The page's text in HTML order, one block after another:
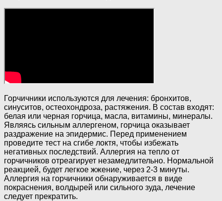
Горчичники используются для лечения: бронхитов,
синуситов, остеохондроза, растяжения. В состав входят:
белая или черная горчица, масла, витамины, минералы.
Являясь сильным аллергеном, горчица оказывает
раздражение на эпидермис. Перед применением
проведите тест на сгибе локтя, чтобы избежать
негативных последствий. Аллергия на тепло от
горчичников отреагирует незамедлительно. Нормальной
реакцией, будет легкое жжение, через 2-3 минуты.
Аллергия на горчичники обнаруживается в виде
покраснения, волдырей или сильного зуда, лечение
следует прекратить.